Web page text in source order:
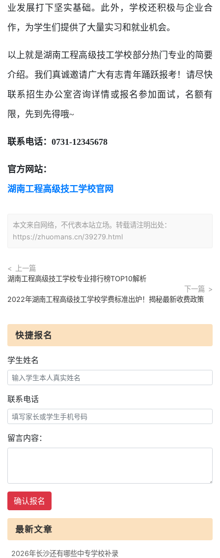
业发展打下坚实基础。此外，学校还积极与企业合
作，为学生们提供了大量实习和就业机会。
以上就是湖南工程高级技工学校部分热门专业的简要
介绍。我们真诚邀请广大有志青年踊跃报考！请尽快
联系招生办公室咨询详情或报名参加面试，名额有
限，先到先得哦~
联系电话：0731-12345678
官方网站：
湖南工程高级技工学校官网
本文来自网络，不代表本站立场。转载请注明出处：
https://zhuomans.cn/39279.html
上一篇
湖南工程高级技工学校专业排行榜TOP10解析
下一篇
2022年湖南工程高级技工学校学费标准出炉！揭秘最新收费政策
快捷报名
学生姓名
联系电话
留言内容：
确认报名
最新文章
2026年长沙还有哪些中专学校补录